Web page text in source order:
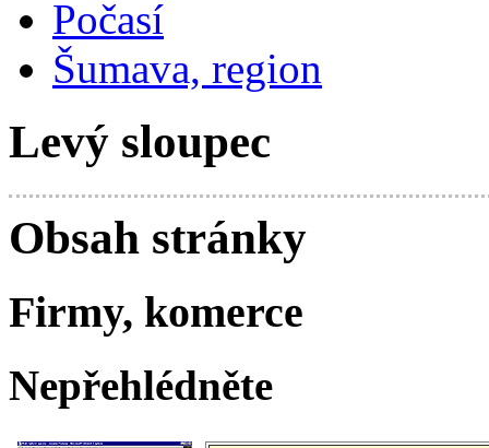
Počasí
Šumava, region
Levý sloupec
Obsah stránky
Firmy, komerce
Nepřehlédněte